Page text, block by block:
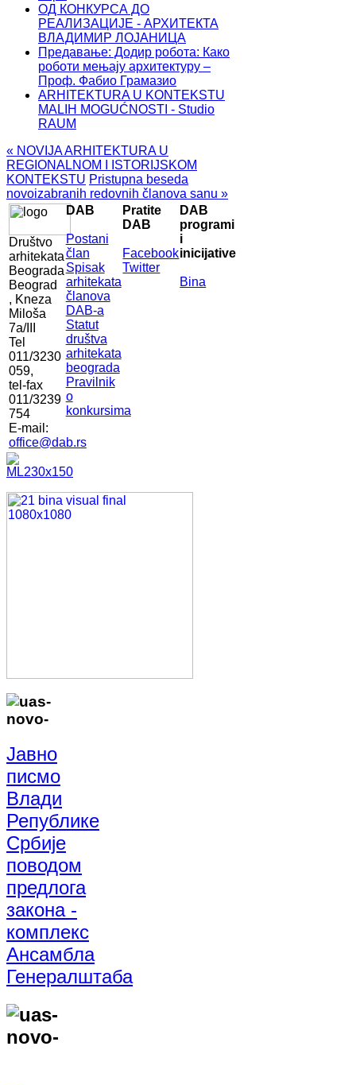
ОД КОНКУРСА ДО
РЕАЛИЗАЦИЈЕ - АРХИТЕКТА
ВЛАДИМИР ЛОЈАНИЦА
Предавање: Додир робота: Како
роботи мењају архитектуру –
Проф. Фабио Грамазио
ARHITEKTURA U KONTEKSTU
MALIH MOGUĆNOSTI - Studio
RAUM
« NOVIJA ARHITEKTURA U
REGIONALNOM I ISTORIJSKOM
KONTEKSTU Pristupna beseda
novoizabranih redovnih članova sanu »
Društvo
arhitekata
Beograda
Beograd
, Kneza
Miloša
7a/III
Tel
011/3230
059,
tel-fax
011/3239
754
E-mail:
office@dab.rs
DAB
Postani
član
Spisak
arhitekata
članova
DAB-a
Statut
društva
arhitekata
beograda
Pravilnik
o
konkursima
Pratite
DAB
Facebook
Twitter
DAB
programi
i
inicijative
Bina
Јавно
писмо
Влади
Републике
Србије
поводом
предлога
закона -
комплекс
Ансамбла
Генералштаба